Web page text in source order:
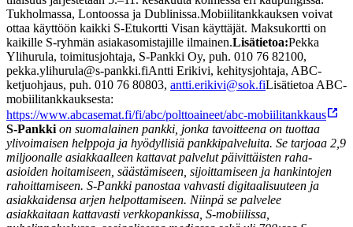
Tukholmassa, Lontoossa ja Dublinissa.Mobiilitankkauksen voivat
ottaa käyttöön kaikki S-Etukortti Visan käyttäjät. Maksukortti on
kaikille S-ryhmän asiakasomistajille ilmainen.Lisätietoa:Pekka
Ylihurula, toimitusjohtaja, S-Pankki Oy, puh. 010 76 82100,
pekka.ylihurula@s-pankki.fiAntti Erikivi, kehitysjohtaja, ABC-
ketjuohjaus, puh. 010 76 80803, antti.erikivi@sok.fiLisätietoa ABC-
mobiilitankkauksesta:
https://www.abcasemat.fi/fi/abc/polttoaineet/abc-mobiilitankkaus
S-Pankki on suomalainen pankki, jonka tavoitteena on tuottaa
ylivoimaisen helppoja ja hyödyllisiä pankkipalveluita. Se tarjoaa 2,9
miljoonalle asiakkaalleen kattavat palvelut päivittäisten raha-
asioiden hoitamiseen, säästämiseen, sijoittamiseen ja hankintojen
rahoittamiseen. S-Pankki panostaa vahvasti digitaalisuuteen ja
asiakkaidensa arjen helpottamiseen. Niinpä se palvelee
asiakkaitaan kattavasti verkkopankissa, S-mobiilissa,